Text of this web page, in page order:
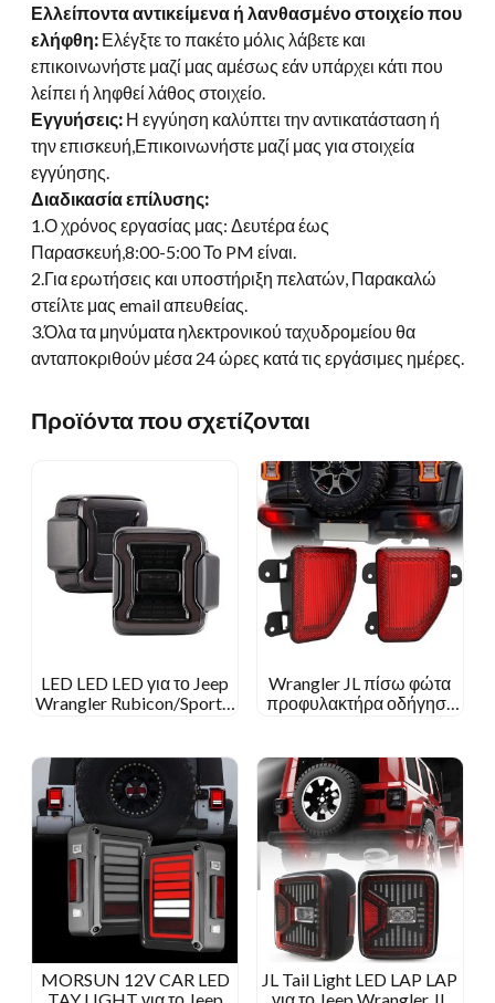
Ελλείποντα αντικείμενα ή λανθασμένο στοιχείο που
ελήφθη: Ελέγξτε το πακέτο μόλις λάβετε και
επικοινωνήστε μαζί μας αμέσως εάν υπάρχει κάτι που
λείπει ή ληφθεί λάθος στοιχείο.
Εγγυήσεις: Η εγγύηση καλύπτει την αντικατάσταση ή
την επισκευή,Επικοινωνήστε μαζί μας για στοιχεία
εγγύησης.
Διαδικασία επίλυσης:
1.Ο χρόνος εργασίας μας: Δευτέρα έως
Παρασκευή,8:00-5:00 Το PM είναι.
2.Για ερωτήσεις και υποστήριξη πελατών, Παρακαλώ
στείλτε μας email απευθείας.
3.Όλα τα μηνύματα ηλεκτρονικού ταχυδρομείου θα
ανταποκριθούν μέσα 24 ώρες κατά τις εργάσιμες ημέρες.
Προϊόντα που σχετίζονται
LED LED LED για το Jeep
Wrangler Rubicon/Sport S
Wrangler JL πίσω φώτα
προφυλακτήρα οδήγησε
MORSUN 12V CAR LED
JL Tail Light LED LAP LAP